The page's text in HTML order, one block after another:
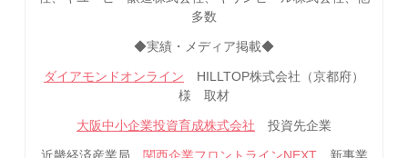
多数
◆実績・メディア掲載◆
ダイアモンドオンライン HILLTOP株式会社（京都府）
様 取材
大阪中小企業投資育成株式会社 投資先企業
近畿経済産業局 関西企業フロントラインNEXT新事業